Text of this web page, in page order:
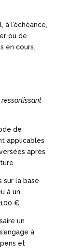
à l’échéance,
ou de
en cours.
ressortissant
de
applicables
après
sur la base
à un
€.
un
à
et